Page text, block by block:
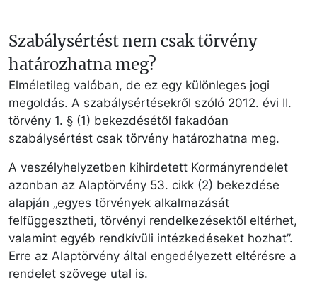
Szabálysértést nem csak törvény
határozhatna meg?
Elméletileg valóban, de ez egy különleges jogi
megoldás. A szabálysértésekről szóló 2012. évi II.
törvény 1. § (1) bekezdésétől fakadóan
szabálysértést csak törvény határozhatna meg.
A veszélyhelyzetben kihirdetett Kormányrendelet
azonban az Alaptörvény 53. cikk (2) bekezdése
alapján „egyes törvények alkalmazását
felfüggesztheti, törvényi rendelkezésektől eltérhet,
valamint egyéb rendkívüli intézkedéseket hozhat”.
Erre az Alaptörvény által engedélyezett eltérésre a
rendelet szövege utal is.